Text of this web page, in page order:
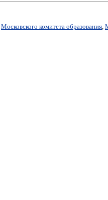
Московского комитета образования,